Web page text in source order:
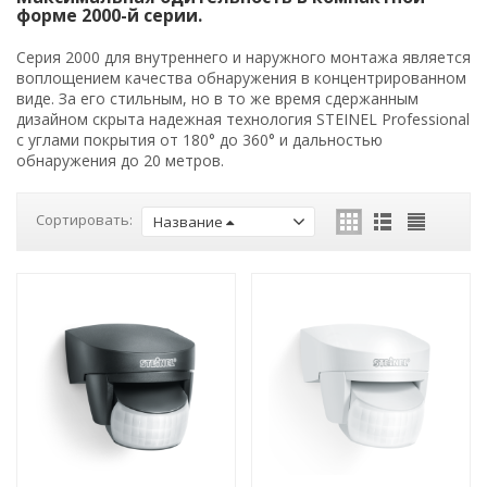
форме 2000-й серии.
Серия 2000 для внутреннего и наружного монтажа является
воплощением качества обнаружения в концентрированном
виде. За его стильным, но в то же время сдержанным
дизайном скрыта надежная технология STEINEL Professional
с углами покрытия от 180° до 360° и дальностью
обнаружения до 20 метров.
Сортировать: Название